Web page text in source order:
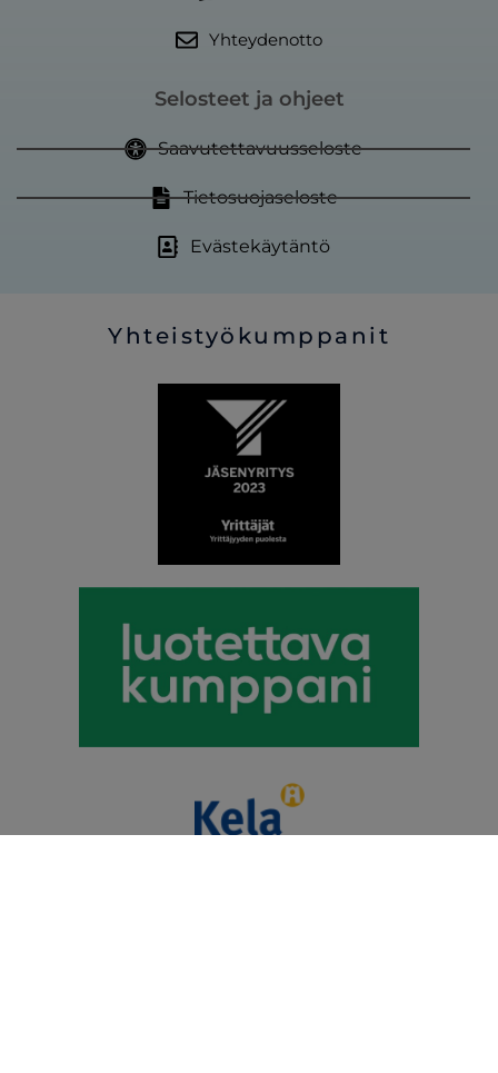
Yhteydenotto
Selosteet ja ohjeet
Saavutettavuusseloste
Tietosuojaseloste
Evästekäytäntö
Yhteistyökumppanit